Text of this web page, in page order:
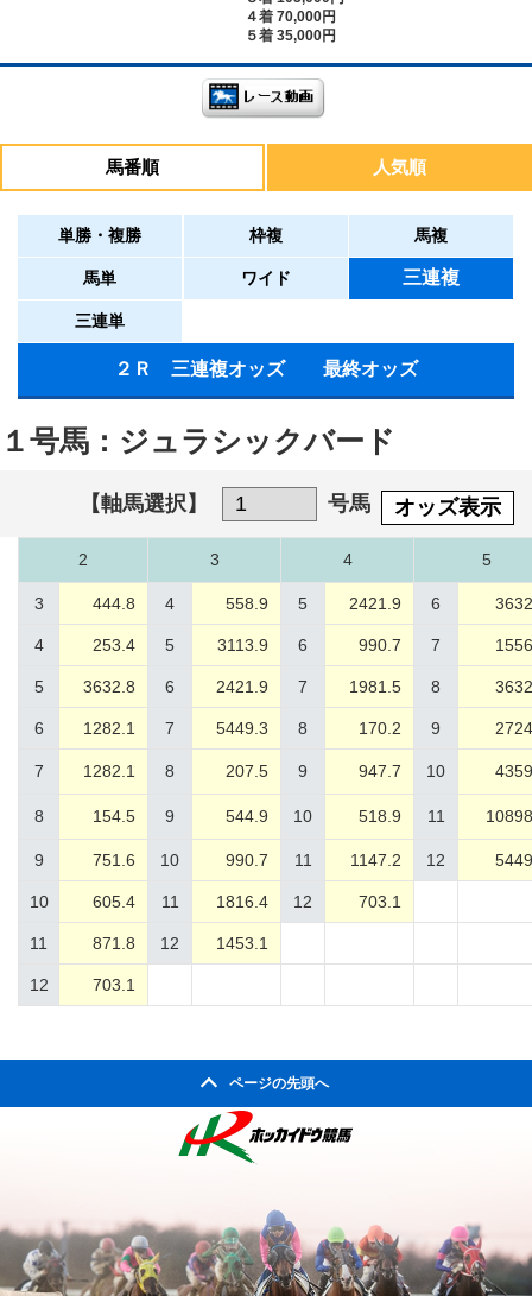
４着 70,000円
５着 35,000円
馬番順 人気順
単勝・複勝 枠複 馬複
馬単 ワイド 三連複
三連単
２Ｒ 三連複オッズ 最終オッズ
１号馬：ジュラシックバード
【軸馬選択】 号馬 オッズ表示
2 3 4 5
3 444.8 4 558.9 5 2421.9 6
4 253.4 5 3113.9 6 990.7 7
5 3632.8 6 2421.9 7 1981.5 8
6 1282.1 7 5449.3 8 170.2 9
7 1282.1 8 207.5 9 947.7 10
8 154.5 9 544.9 10 518.9 11
9 751.6 10 990.7 11 1147.2 12
10 605.4 11 1816.4 12 703.1
11 871.8 12 1453.1
12 703.1
ページの先頭へ